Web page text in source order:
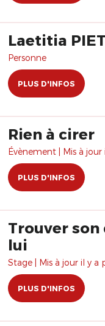
Laetitia
Personne
PLUS D'INFOS
Rien à cirer
Évènement | Mis à jour
PLUS D'INFOS
Trouver
lui
Stage | Mis à jour il y a
PLUS D'INFOS